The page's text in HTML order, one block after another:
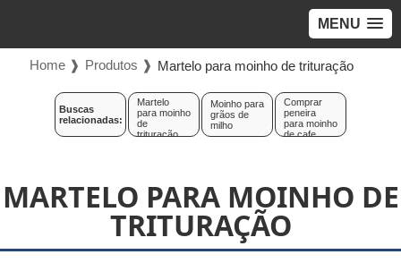
MENU
Home ❱ Produtos ❱ Martelo para moinho de trituração
Buscas
relacionadas:
Martelo
para moinho
de
trituração
Moinho para
grãos de
milho
Comprar
peneira
para moinho
de cafe
MARTELO PARA MOINHO DE
TRITURAÇÃO